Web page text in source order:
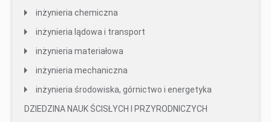
inżynieria chemiczna
inżynieria lądowa i transport
inżynieria materiałowa
inżynieria mechaniczna
inżynieria środowiska, górnictwo i energetyka
DZIEDZINA NAUK ŚCISŁYCH I PRZYRODNICZYCH